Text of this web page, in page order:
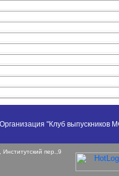
"Клуб выпускников
пер.,9